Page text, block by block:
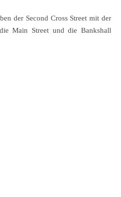
der Second Cross Street mit der
Main Street und die Bankshall